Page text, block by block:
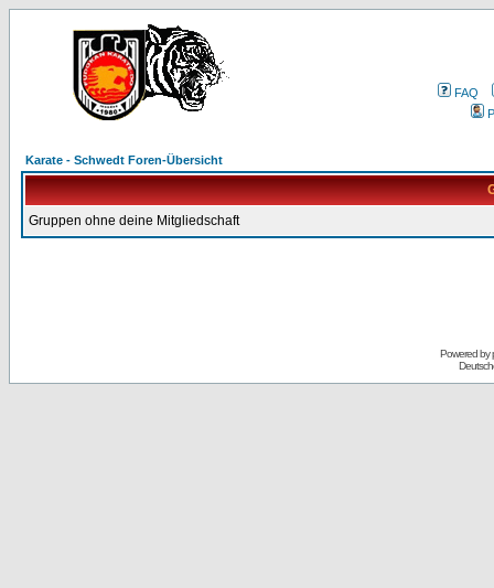
FAQ
Karate - Schwedt Foren-Übersicht
Gruppen ohne deine Mitgliedschaft
Powered by